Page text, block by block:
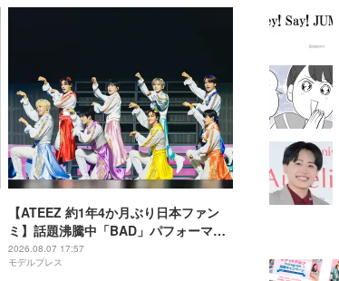
【ATEEZ 約1年4か月ぶり日本ファン
ミ】話題沸騰中「BAD」パフォーマン
スから「かわいいだけじゃだめです
か？」カバーまで
2026.08.07 17:57
モデルプレス